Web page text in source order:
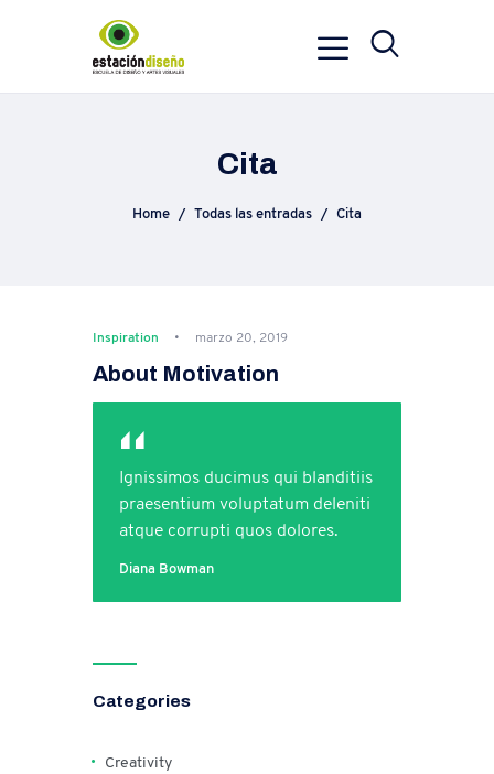
Cita
Home Todas las entradas Cita
Inspiration marzo 20, 2019
About Motivation
Ignissimos ducimus qui blanditiis
praesentium voluptatum deleniti
atque corrupti quos dolores.
Diana Bowman
Categories
Creativity